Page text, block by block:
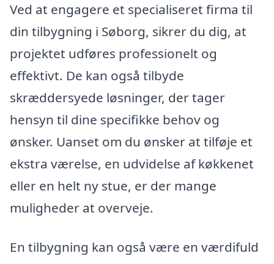
Ved at engagere et specialiseret firma til
din tilbygning i Søborg, sikrer du dig, at
projektet udføres professionelt og
effektivt. De kan også tilbyde
skræddersyede løsninger, der tager
hensyn til dine specifikke behov og
ønsker. Uanset om du ønsker at tilføje et
ekstra værelse, en udvidelse af køkkenet
eller en helt ny stue, er der mange
muligheder at overveje.
En tilbygning kan også være en værdifuld